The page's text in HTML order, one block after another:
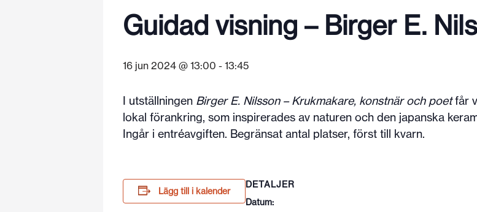
Guidad visning – Birger E.
16 jun 2024 @ 13:00 - 13:45
I utställningen Birger E. Nilsson – Krukmakare, konstnär och poetfår
lokal förankring, som inspirerades av naturen och den japanska
Ingår i entréavgiften. Begränsat antal platser, först till kvarn.
Lägg till i kalender
DETALJER
Datum: